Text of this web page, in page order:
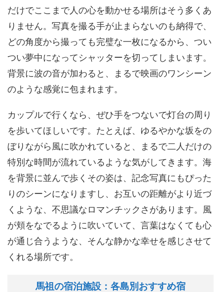
だけでここまで人の心を動かせる場所はそう多くあ
りません。写真を撮る手が止まらないのも納得で、
どの角度から撮っても完璧な一枚になるから、つい
つい夢中になってシャッターを切ってしまいます。
背景に波の音が加わると、まるで映画のワンシーン
のような感覚に包まれます。
カップルで行くなら、ぜひ手をつないで灯台の周り
を歩いてほしいです。たとえば、ゆるやかな坂をの
ぼりながら風に吹かれていると、まるで二人だけの
特別な時間が流れているような気がしてきます。海
を背景に並んで歩くその姿は、記念写真にもぴった
りのシーンになりますし、お互いの距離がより近づ
くような、不思議なロマンチックさがあります。風
が頬をなでるように吹いていて、言葉はなくても心
が通じ合うような、そんな静かな幸せを感じさせて
くれる場所です。
馬祖の宿泊施設：各島別おすすめ宿